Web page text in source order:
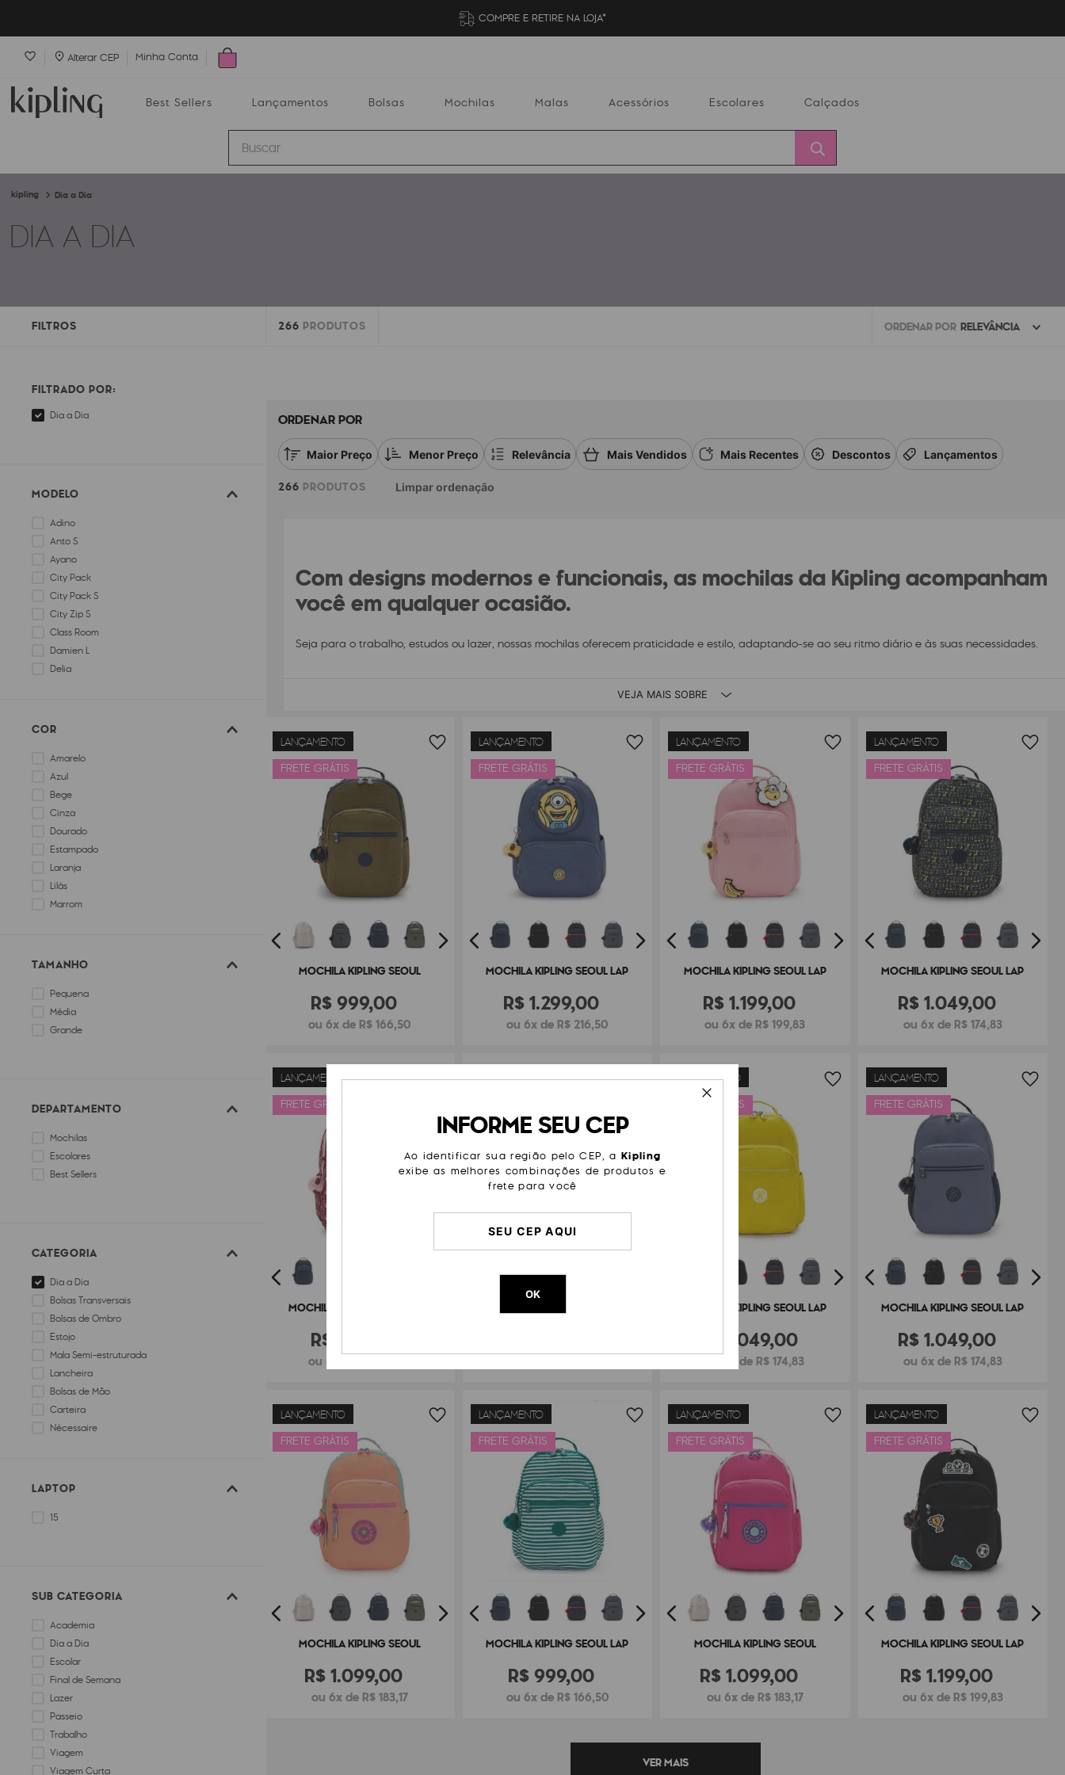
COMPRE E RETIRE NA LOJA*
Alterar CEP Minha Conta
Best Sellers Lançamentos Bolsas Mochilas Malas Acessórios Escolares Calçados
Buscar
Dia a Dia
DIA A DIA
FILTROS
FILTRADO POR:
Dia a Dia
MODELO
Adino
Anto S
Ayano
City Pack
City Pack S
City Zip S
Class Room
Damien L
Delia
COR
Amarelo
Azul
Bege
Cinza
Dourado
Estampado
Laranja
Lilás
Marrom
TAMANHO
Pequena
Média
Grande
DEPARTAMENTO
Mochilas
Escolares
Best Sellers
CATEGORIA
Dia a Dia
Bolsas Transversais
Bolsas de Ombro
Estojo
Mala Semi-estruturada
Lancheira
Bolsas de Mão
Carteira
Nécessaire
LAPTOP
15
SUB CATEGORIA
Academia
Dia a Dia
Escolar
Final de Semana
Lazer
Passeio
Trabalho
Viagem
Viagem Curta
266 PRODUTOS ORDENAR POR RELEVÂNCIA
ORDENAR POR
Maior Preço Menor Preço Relevância Mais Vendidos Mais Recentes Descontos Lançamentos
266 PRODUTOS Limpar ordenação
Com designs modernos e funcionais, as mochilas da Kipling acompanham
você em qualquer ocasião.
Seja para o trabalho, estudos ou lazer, nossas mochilas oferecem praticidade e estilo, adaptando-se ao seu ritmo diário e às suas necessidades.
VEJA MAIS SOBRE
LANÇAMENTO
FRETE GRÁTIS
MOCHILA KIPLING SEOUL
R$ 999,00
ou 6x de R$ 166,50
LANÇAMENTO
FRETE GRÁTIS
MOCHILA KIPLING SEOUL LAP
R$ 1.299,00
ou 6x de R$ 216,50
LANÇAMENTO
FRETE GRÁTIS
MOCHILA KIPLING SEOUL LAP
R$1.199,00
ou 6x de R$ 199,83
LANÇAMENTO
FRETE GRÁTIS
MOCHILA KIPLING SEOUL LAP
R$1.049,00
ou 6x de R$ 174,83
LANÇAMENTO
FRETE GRÁTIS
MOCHILA KIPLING SEOUL LAP
R$
ou 6x de R$ 166,50
LANÇAMENTO LANÇAMENTO
FRETE GRÁTIS
MOCHILA KIPLING SEOUL LAP
049,00
ou 6x de R$ 174,83
LANÇAMENTO
FRETE GRÁTIS
MOCHILA KIPLING SEOUL LAP
R$1.049,00
ou 6x de R$ 174,83
LANÇAMENTO
FRETE GRÁTIS
MOCHILA KIPLING SEOUL
R$ 1.099,00
ou 6x de R$ 183,17
LANÇAMENTO
FRETE GRÁTIS
MOCHILA KIPLING SEOUL LAP
R$ 999,00
ou 6x de R$ 166,50
LANÇAMENTO
FRETE GRÁTIS
MOCHILA KIPLING SEOUL
R$ 1.099,00
ou 6x de R$ 183,17
LANÇAMENTO
FRETE GRÁTIS
MOCHILA KIPLING SEOUL LAP
R$ 1.199,00
ou 6x de R$ 199,83
INFORME SEU CEP
Ao identificar sua região pelo CEP, a Kipling
exibe as melhores combinações de produtos e
frete para você
OK